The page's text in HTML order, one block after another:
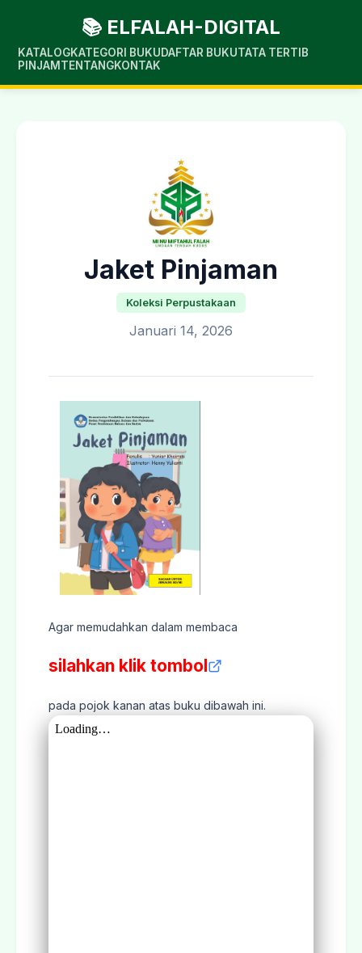
📚 ELFALAH-DIGITAL
KATALOGKATEGORI BUKUDAFTAR BUKUTATA TERTIB
PINJAM TENTANGKONTAK
Jaket Pinjaman
Koleksi Perpustakaan
Januari 14, 2026
Agar memudahkan dalam membaca
silahkan klik tombol
pada pojok kanan atas buku dibawah ini.